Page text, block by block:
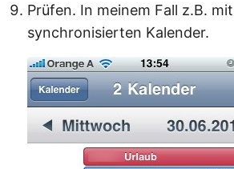
Prüfen. In meinem Fall z.B.
synchronisierten Kalender.